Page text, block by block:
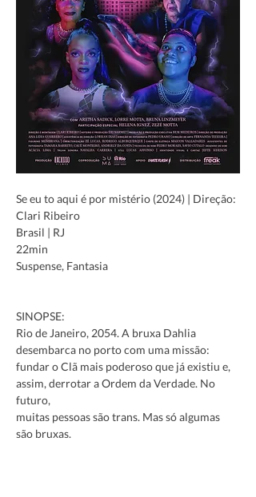
Se eu to aqui é por mistério (2024) | Direção:
Clari Ribeiro
Brasil | RJ
22min
Suspense, Fantasia
SINOPSE:
Rio de Janeiro, 2054. A bruxa Dahlia
desembarca no porto com uma missão:
fundar o Clã mais poderoso que já existiu e,
assim, derrotar a Ordem da Verdade. No
futuro,
muitas pessoas são trans. Mas só algumas
são bruxas.